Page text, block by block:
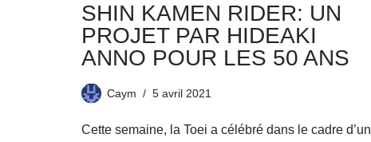
SHIN KAMEN RIDER: UN
PROJET PAR HIDEAKI
ANNO POUR LES 50 ANS
Caym 5 avril 2021
Cette semaine, la Toei a célébré dans le cadre d’un